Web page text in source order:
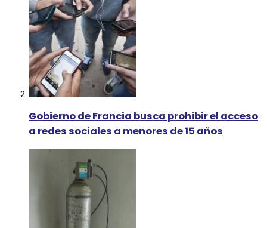
Gobierno de Francia busca prohibir el acceso
a redes sociales a menores de 15 años